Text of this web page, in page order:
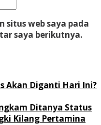
situs web saya pada
saya berikutnya.
Akan Diganti Hari Ini?
Ditanya Status
Kilang Pertamina